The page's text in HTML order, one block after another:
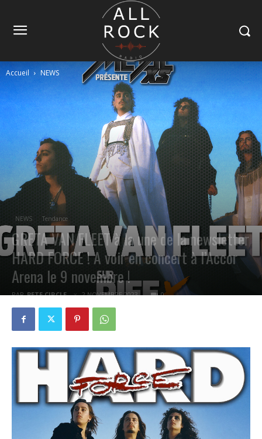
Accueil NEWS
NEWS Tendance
GRETA VAN FLEET à la une de la newsletter
HARD FORCE ! A voir en concert à l’Accor
Arena le 9 novembre !
PAR PETE CIRCLE 2 NOVEMBRE 2023 0